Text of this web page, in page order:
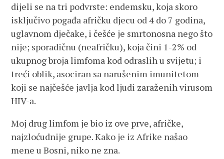
dijeli se na tri podvrste: endemsku, koja skoro
isključivo pogađa afričku djecu od 4 do 7 godina,
uglavnom dječake, i češće je smrtonosna nego što
nije; sporadičnu (neafričku), koja čini 1-2% od
ukupnog broja limfoma kod odraslih u svijetu; i
treći oblik, asociran sa narušenim imunitetom
koji se najčešće javlja kod ljudi zaraženih virusom
HIV-a.
Moj drug limfom je bio iz ove prve, afričke,
najzloćudnije grupe. Kako je iz Afrike našao
mene u Bosni, niko ne zna.